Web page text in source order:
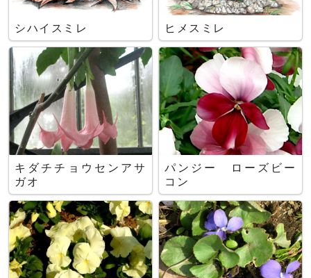
シハイスミレ ヒメスミレ
キダチチョウセンアサ
ガオ
パンジー ローズビー
コン